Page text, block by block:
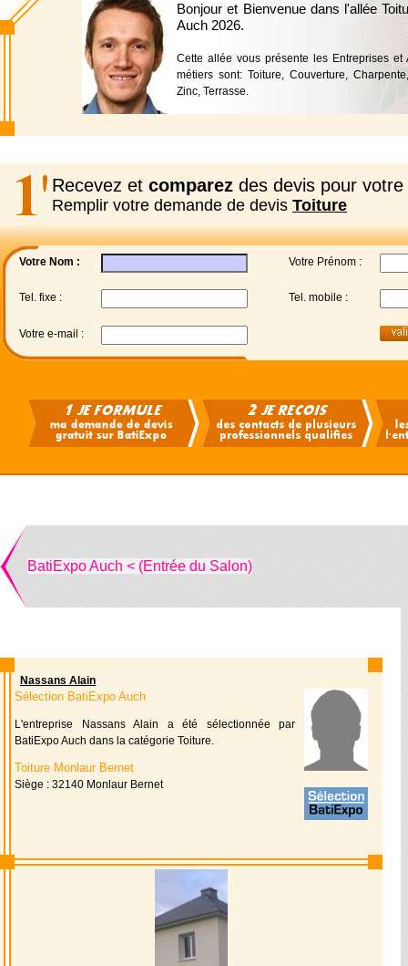
Bonjour et Bienvenue dans l'allée
Auch 2026.
Cette allée vous présente les Entreprises et
métiers sont: Toiture, Couverture,
Zinc, Terrasse.
Recevez et comparez des devis pour votre
Remplir votre demande de devis Toiture
Votre Nom : Votre Prénom :
Tel. fixe : Tel. mobile :
Votre e-mail :
BatiExpo Auch < (Entrée du Salon)
Nassans Alain
Sélection BatiExpo Auch
L'entreprise Nassans Alain a été sélectionnée par
BatiExpo Auch dans la catégorie Toiture.
Toiture Monlaur Bernet
Siège : 32140 Monlaur Bernet